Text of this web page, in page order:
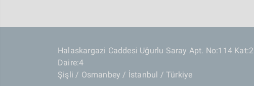
Halaskargazi Caddesi Uğurlu Saray Apt. No:114 Kat:2
Daire:4
Şişli / Osmanbey / İstanbul / Türkiye